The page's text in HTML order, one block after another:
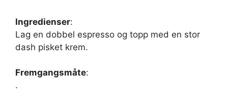
Ingredienser:
Lag en dobbel espresso og topp med en stor
dash pisket krem.
Fremgangsmåte:
.